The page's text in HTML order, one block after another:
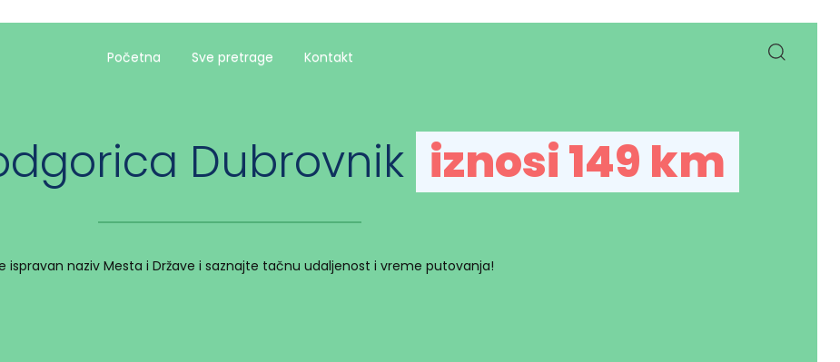
Početna Sve pretrage Kontakt
Dubrovnik iznosi 149 km
ispravan naziv Mesta i Države i saznajte tačnu udaljenost i vreme putovanja!